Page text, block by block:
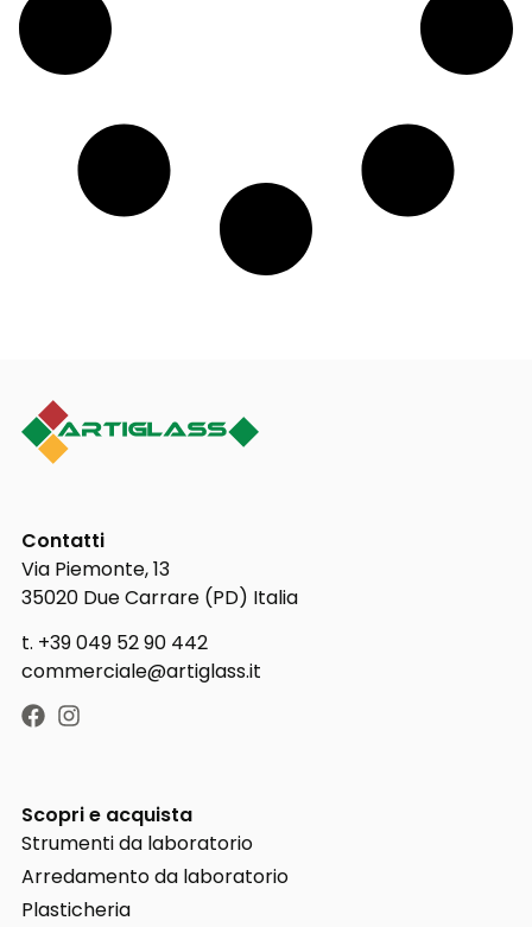
Contatti
Via Piemonte, 13
35020 Due Carrare (PD) Italia
t. +39 049 52 90 442
commerciale@artiglass.it
Scopri e acquista
Strumenti da laboratorio
Arredamento da laboratorio
Plasticheria